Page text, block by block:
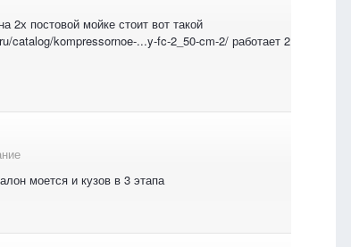
постовой мойке стоит вот такой
catalog/kompressornoe-...y-fc-2_50-cm-2/ работает 2
моется и кузов в 3 этапа